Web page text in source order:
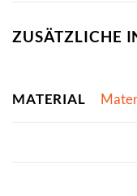
ZUSÄTZLICHE
MATERIAL